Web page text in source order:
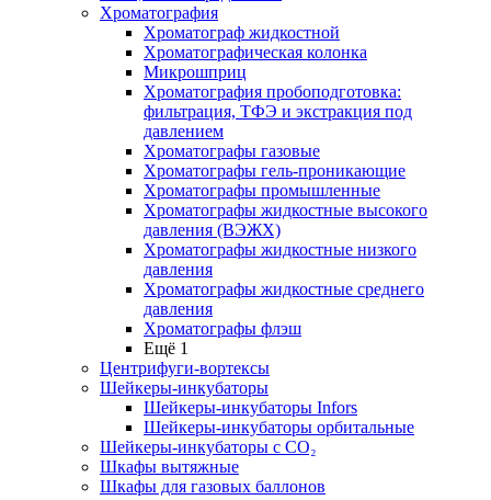
Хроматография
Хроматограф жидкостной
Хроматографическая колонка
Микрошприц
Хроматография пробоподготовка:
фильтрация, ТФЭ и экстракция под
давлением
Хроматографы газовые
Хроматографы гель-проникающие
Хроматографы промышленные
Хроматографы жидкостные высокого
давления (ВЭЖХ)
Хроматографы жидкостные низкого
давления
Хроматографы жидкостные среднего
давления
Хроматографы флэш
Ещё 1
Центрифуги-вортексы
Шейкеры-инкубаторы
Шейкеры-инкубаторы Infors
Шейкеры-инкубаторы орбитальные
Шейкеры-инкубаторы с CО₂
Шкафы вытяжные
Шкафы для газовых баллонов